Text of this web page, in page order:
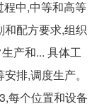
中,中等和高等
配方要求,组织
产和... 具体工
排,调度生产。
每个位置和设备